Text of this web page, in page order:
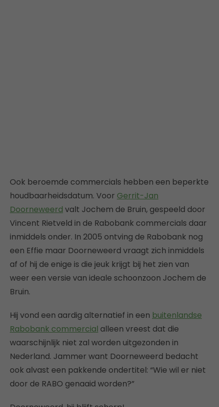
Ook beroemde commercials hebben een beperkte
houdbaarheidsdatum. Voor Gerrit-Jan
Doorneweerd valt Jochem de Bruin, gespeeld door
Vincent Rietveld in de Rabobank commercials daar
inmiddels onder. In 2005 ontving de Rabobank nog
een Effie maar Doorneweerd vraagt zich inmiddels
af of hij de enige is die jeuk krijgt bij het zien van
weer een versie van ideale schoonzoon Jochem de
Bruin.
Hij vond een aardig alternatief in een buitenlandse
Rabobank commercial alleen vreest dat die
waarschijnlijk niet zal worden uitgezonden in
Nederland. Jammer want Doorneweerd bedacht
ook alvast een pakkende ondertitel: “Wie wil er niet
door de RABO genaaid worden?”